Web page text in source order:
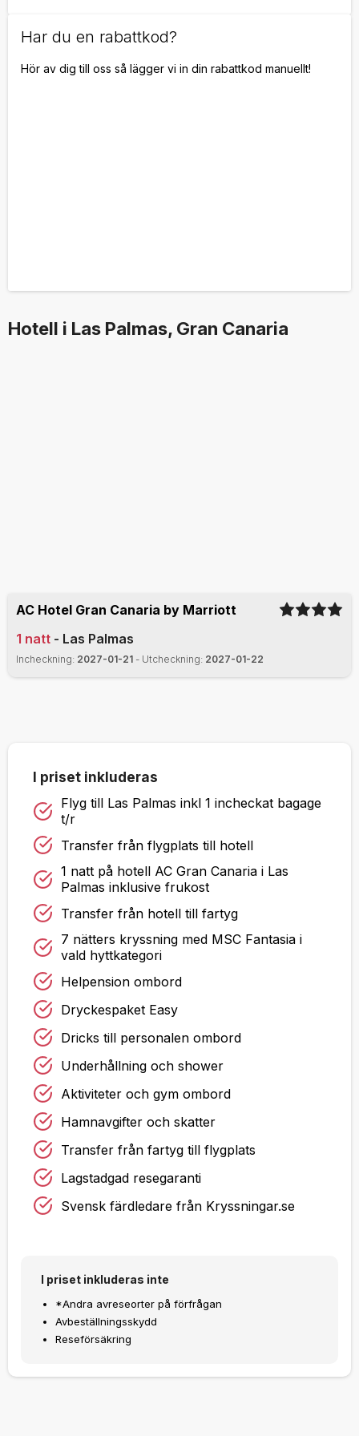
Har du en rabattkod?
Hör av dig till oss så lägger vi in din rabattkod manuellt!
Hotell i Las Palmas, Gran Canaria
AC Hotel Gran Canaria by Marriott
1 natt - Las Palmas
Incheckning: 2027-01-21 - Utcheckning: 2027-01-22
I priset inkluderas
Flyg till Las Palmas inkl 1 incheckat bagage
t/r
Transfer från flygplats till hotell
1 natt på hotell AC Gran Canaria i Las
Palmas inklusive frukost
Transfer från hotell till fartyg
7 nätters kryssning med MSC Fantasia i
vald hyttkategori
Helpension ombord
Dryckespaket Easy
Dricks till personalen ombord
Underhållning och shower
Aktiviteter och gym ombord
Hamnavgifter och skatter
Transfer från fartyg till flygplats
Lagstadgad resegaranti
Svensk färdledare från Kryssningar.se
I priset inkluderas inte
*Andra avreseorter på förfrågan
Avbeställningsskydd
Reseförsäkring